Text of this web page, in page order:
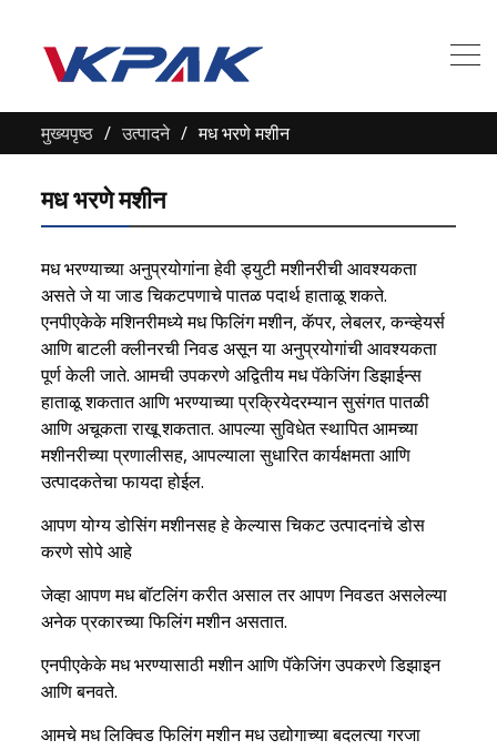
मुख्यपृष्ठ उत्पादने मध भरणे मशीन
मध भरणे मशीन
मध भरण्याच्या अनुप्रयोगांना हेवी ड्युटी मशीनरीची आवश्यकता
असते जे या जाड चिकटपणाचे पातळ पदार्थ हाताळू शकते.
एनपीएकेके मशिनरीमध्ये मध फिलिंग मशीन, कॅपर, लेबलर, कन्व्हेयर्स
आणि बाटली क्लीनरची निवड असून या अनुप्रयोगांची आवश्यकता
पूर्ण केली जाते. आमची उपकरणे अद्वितीय मध पॅकेजिंग डिझाईन्स
हाताळू शकतात आणि भरण्याच्या प्रक्रियेदरम्यान सुसंगत पातळी
आणि अचूकता राखू शकतात. आपल्या सुविधेत स्थापित आमच्या
मशीनरीच्या प्रणालीसह, आपल्याला सुधारित कार्यक्षमता आणि
उत्पादकतेचा फायदा होईल.
आपण योग्य डोसिंग मशीनसह हे केल्यास चिकट उत्पादनांचे डोस
करणे सोपे आहे
जेव्हा आपण मध बॉटलिंग करीत असाल तर आपण निवडत असलेल्या
अनेक प्रकारच्या फिलिंग मशीन असतात.
एनपीएकेके मध भरण्यासाठी मशीन आणि पॅकेजिंग उपकरणे डिझाइन
आणि बनवते.
आमचे मध लिक्विड फिलिंग मशीन मध उद्योगाच्या बदलत्या गरजा